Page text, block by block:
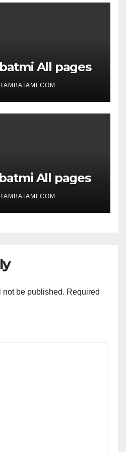
All pages
All pages
not be published. Required